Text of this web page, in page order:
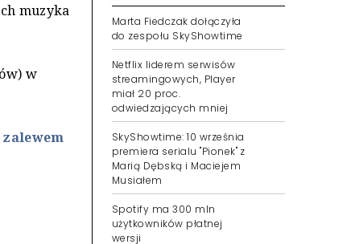
muzyka
w
Marta Fiedczak dołączyła
do zespołu SkyShowtime
Netflix liderem serwisów
streamingowych, Player
miał 20 proc.
odwiedzających mniej
SkyShowtime: 10 września
premiera serialu "Pionek" z
Marią Dębską i Maciejem
Musiałem
Spotify ma 300 mln
użytkowników płatnej
wersji